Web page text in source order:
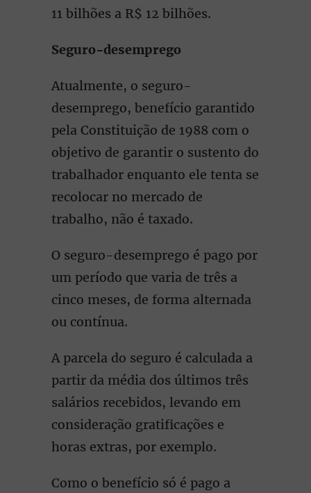
11 bilhões a R$ 12 bilhões.
Seguro-desemprego
Atualmente, o seguro-
desemprego, benefício garantido
pela Constituição de 1988 com o
objetivo de garantir o sustento do
trabalhador enquanto ele tenta se
recolocar no mercado de
trabalho, não é taxado.
O seguro-desemprego é pago por
um período que varia de três a
cinco meses, de forma alternada
ou contínua.
A parcela do seguro é calculada a
partir da média dos últimos três
salários recebidos, levando em
consideração gratificações e
horas extras, por exemplo.
Como o benefício só é pago a